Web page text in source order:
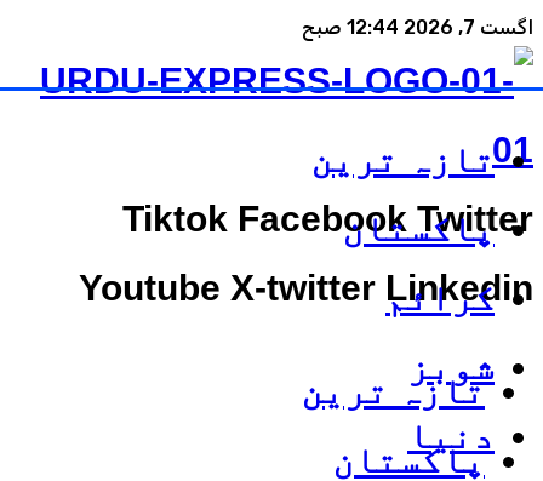
اگست 7, 2026 12:44 صبح
Tiktok Facebook Twitter
Youtube X-twitter Linkedin
تازہ ترین
پاکستان
تازہ ترین
پاکستان
کرائم
شوبز
دنیا